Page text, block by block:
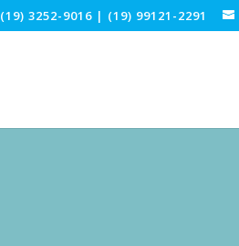
(19) 3252-9016 | (19) 99121-2291